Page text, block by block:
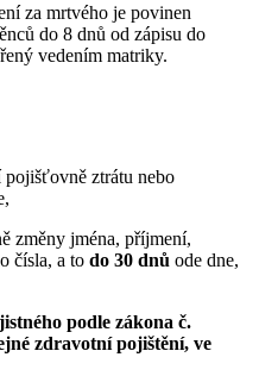
za mrtvého je povinen
do 8 dnů od zápisu do
vedením matriky.
pojišťovně ztrátu nebo
změny jména, příjmení,
čísla, a to do 30 dnů ode dne,
podle zákona č.
zdravotní pojištění, ve